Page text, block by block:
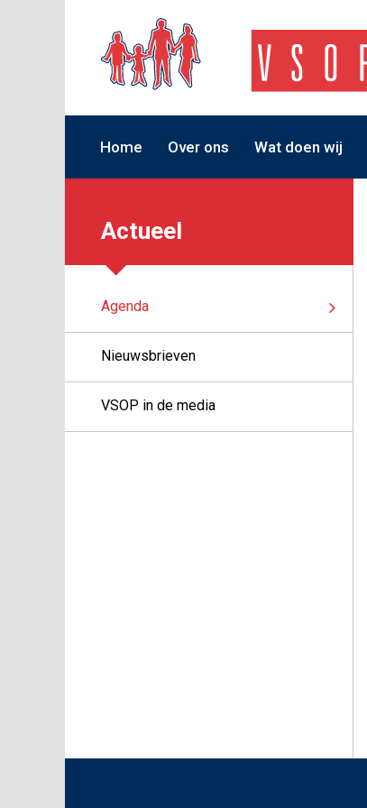
Home Over ons Wat doen wij
Actueel
Agenda
Nieuwsbrieven
VSOP in de media